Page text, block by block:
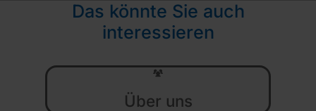
Das könnte Sie auch
interessieren
Über uns